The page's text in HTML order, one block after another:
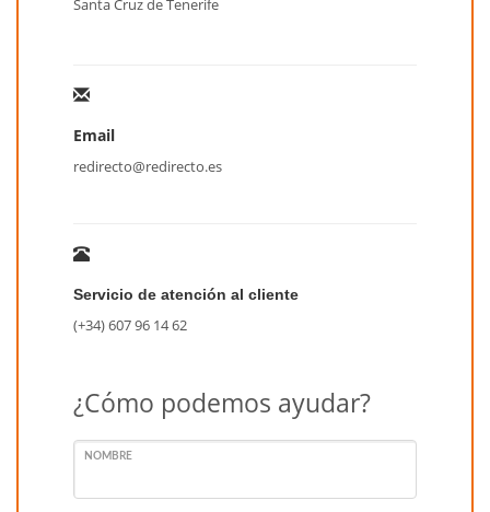
Santa Cruz de Tenerife
Email
redirecto@redirecto.es
Servicio de atención al cliente
(+34) 607 96 14 62
¿Cómo podemos ayudar?
NOMBRE